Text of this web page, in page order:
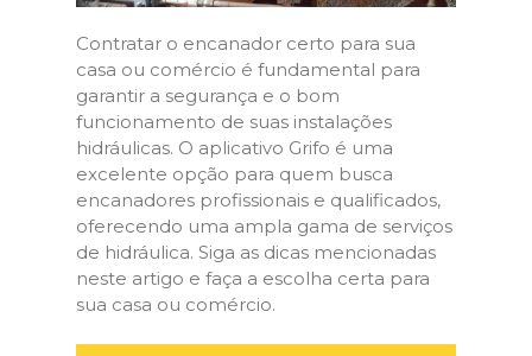
Contratar o encanador certo para sua
casa ou comércio é fundamental para
garantir a segurança e o bom
funcionamento de suas instalações
hidráulicas. O aplicativo Grifo é uma
excelente opção para quem busca
encanadores profissionais e qualificados,
oferecendo uma ampla gama de serviços
de hidráulica. Siga as dicas mencionadas
neste artigo e faça a escolha certa para
sua casa ou comércio.